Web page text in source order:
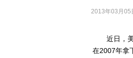
2013年03月05
近日，美
在2007年拿